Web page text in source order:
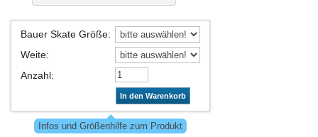
Bauer Skate Größe:
Weite:
Anzahl:
In den Warenkorb
Infos und Größenhilfe zum Produkt